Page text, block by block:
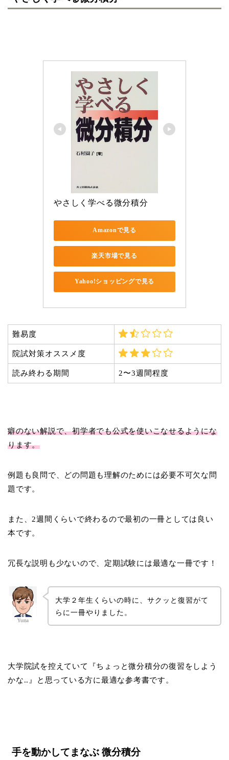
やさしく学べる微分積分
Amazonで見る
楽天市場で見る
Yahoo!ショッピングで見る
難易度
院試対策オススメ度
読み終わる期間 2〜3週間程度
癖のない解説で、初学者でも公式を使いこなせるようにな
ります。
例題も良問で、どの問題も理解のためには必要不可欠な問
題です。
また、2週間くらいで終わるので最初の一冊としては良い
本です。
冗長な説明も少ないので、定期試験には最適な一冊です！
Yuma
大学２年生くらいの時に、サクッと復習がて
らに一冊やりました。
大学院試を控えていて『ちょっと微分積分の復習をしよう
かな..』と思っている方に最適な参考書です。
手を動かしてまなぶ 微分積分